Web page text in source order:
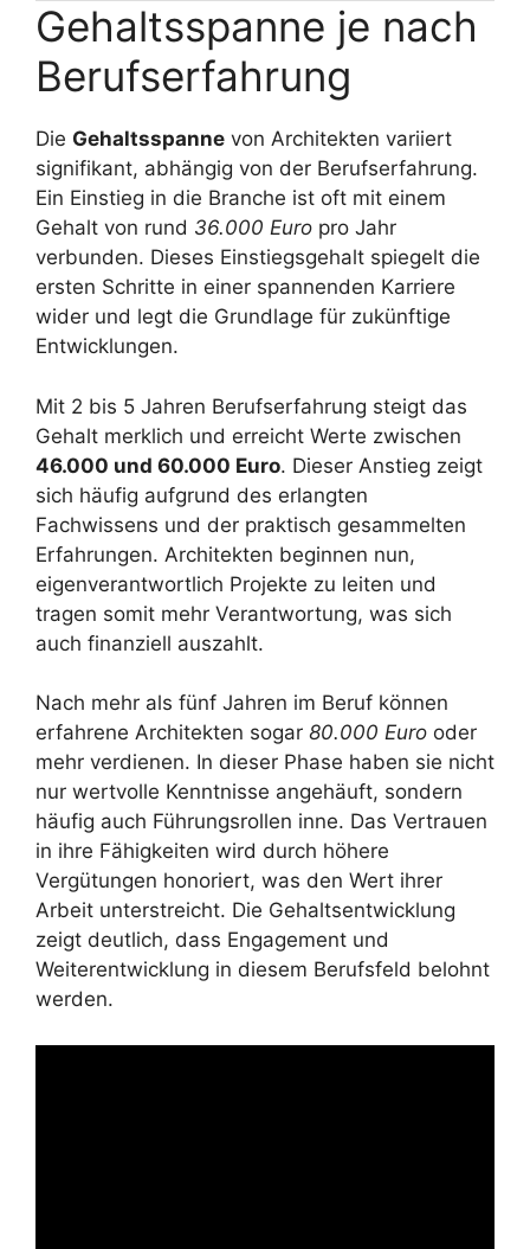
Gehaltsspanne je nach
Berufserfahrung
Die Gehaltsspanne von Architekten variiert
signifikant, abhängig von der Berufserfahrung.
Ein Einstieg in die Branche ist oft mit einem
Gehalt von rund 36.000 Euro pro Jahr
verbunden. Dieses Einstiegsgehalt spiegelt die
ersten Schritte in einer spannenden Karriere
wider und legt die Grundlage für zukünftige
Entwicklungen.
Mit 2 bis 5 Jahren Berufserfahrung steigt das
Gehalt merklich und erreicht Werte zwischen
46.000 und 60.000 Euro. Dieser Anstieg zeigt
sich häufig aufgrund des erlangten
Fachwissens und der praktisch gesammelten
Erfahrungen. Architekten beginnen nun,
eigenverantwortlich Projekte zu leiten und
tragen somit mehr Verantwortung, was sich
auch finanziell auszahlt.
Nach mehr als fünf Jahren im Beruf können
erfahrene Architekten sogar 80.000 Euro oder
mehr verdienen. In dieser Phase haben sie nicht
nur wertvolle Kenntnisse angehäuft, sondern
häufig auch Führungsrollen inne. Das Vertrauen
in ihre Fähigkeiten wird durch höhere
Vergütungen honoriert, was den Wert ihrer
Arbeit unterstreicht. Die Gehaltsentwicklung
zeigt deutlich, dass Engagement und
Weiterentwicklung in diesem Berufsfeld belohnt
werden.